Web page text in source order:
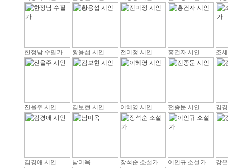
한정남 수필가 황용섭 시인 전미정 시인 홍건자 시인 조
진을주 시인 김보현 시인 이혜영 시인 전종문 시인 김
김경애 시인 남미옥 장석순 소설가 이인규 소설가 강